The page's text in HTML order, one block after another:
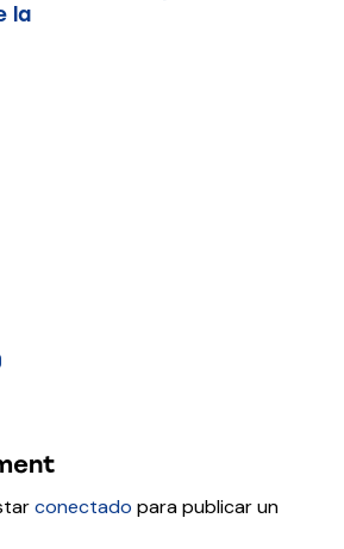
la
conectado para publicar un